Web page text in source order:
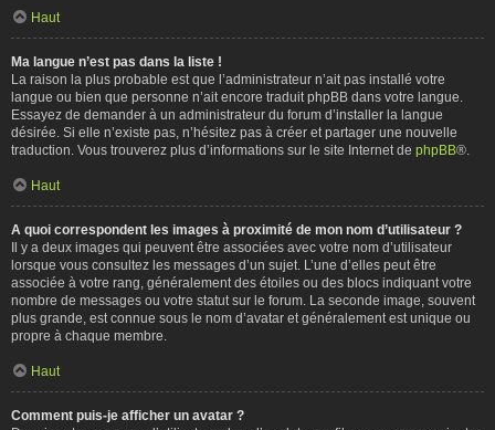
Haut
Ma langue n’est pas dans la liste !
La raison la plus probable est que l’administrateur n’ait pas installé votre
langue ou bien que personne n’ait encore traduit phpBB dans votre langue.
Essayez de demander à un administrateur du forum d’installer la langue
désirée. Si elle n’existe pas, n’hésitez pas à créer et partager une nouvelle
traduction. Vous trouverez plus d’informations sur le site Internet de phpBB®.
Haut
A quoi correspondent les images à proximité de mon nom d’utilisateur ?
Il y a deux images qui peuvent être associées avec votre nom d’utilisateur
lorsque vous consultez les messages d’un sujet. L’une d’elles peut être
associée à votre rang, généralement des étoiles ou des blocs indiquant votre
nombre de messages ou votre statut sur le forum. La seconde image, souvent
plus grande, est connue sous le nom d’avatar et généralement est unique ou
propre à chaque membre.
Haut
Comment puis-je afficher un avatar ?